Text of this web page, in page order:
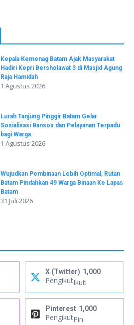
Kepala Kemenag Batam Ajak Masyarakat
Hadiri Kepri Bersholawat 3 di Masjid Agung
Raja Hamidah
1 Agustus 2026
Lurah Tanjung Pinggir Batam Gelar
Sosialisasi Bansos dan Pelayanan Terpadu
bagi Warga
1 Agustus 2026
Wujudkan Pembinaan Lebih Optimal, Rutan
Batam Pindahkan 49 Warga Binaan Ke Lapas
Batam
31 Juli 2026
X (Twitter) 1,000
PengikutIkuti
Pinterest 1,000
PengikutPin